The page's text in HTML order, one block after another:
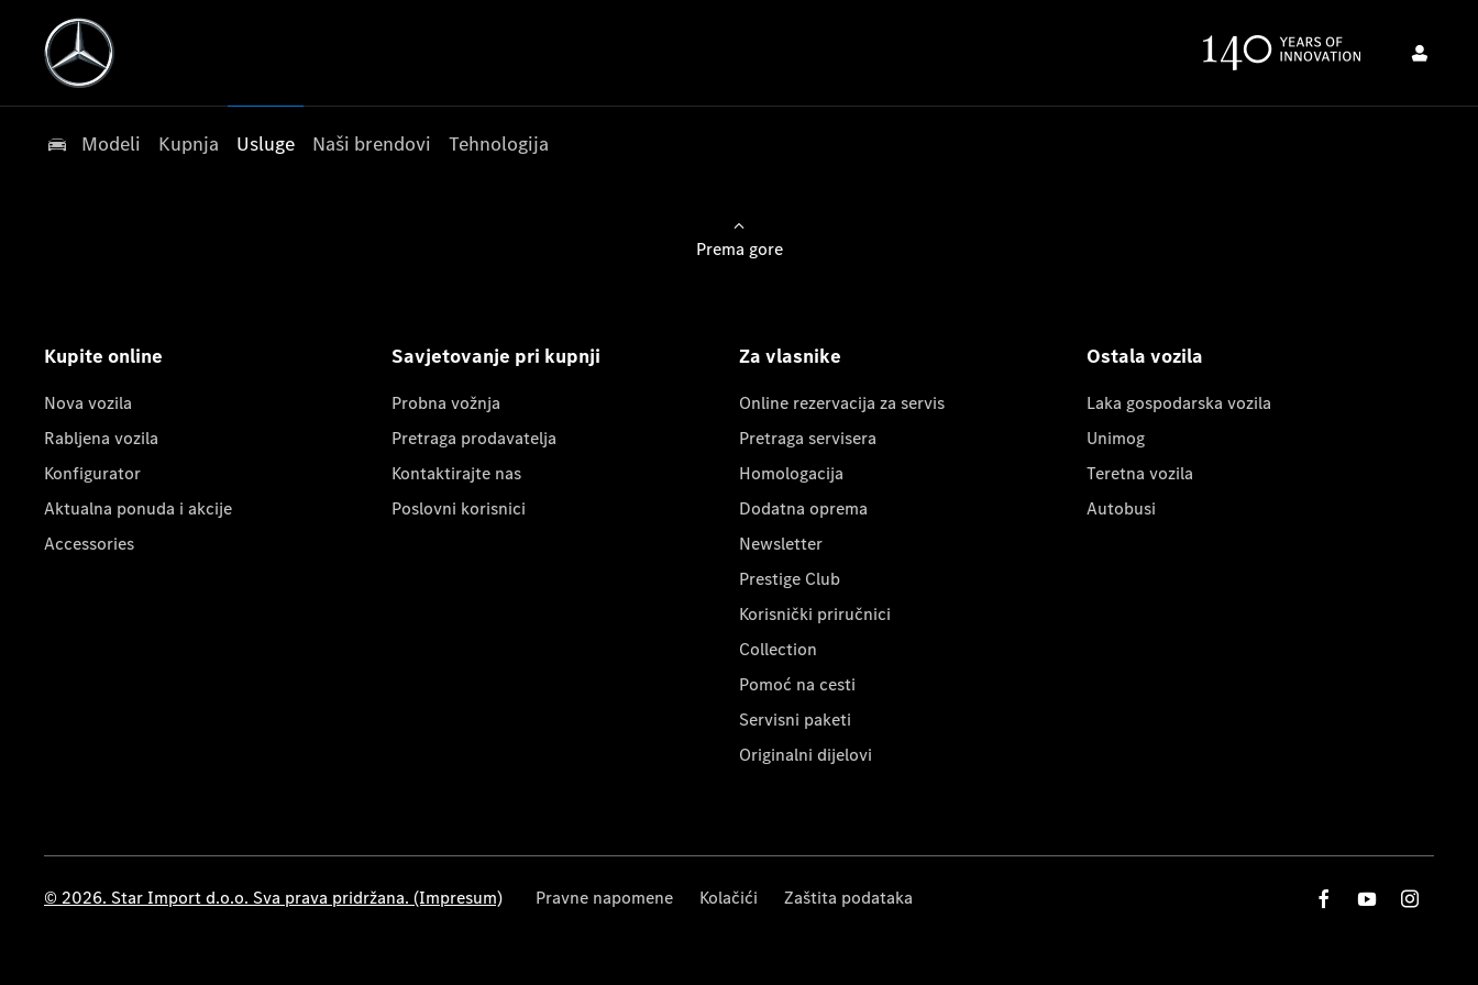
Modeli Kupnja Usluge Naši brendovi Tehnologija
Prema gore
Kupite online
Nova vozila
Rabljena vozila
Konfigurator
Aktualna ponuda i akcije
Accessories
Savjetovanje pri kupnji
Probna vožnja
Pretraga prodavatelja
Kontaktirajte nas
Poslovni korisnici
Za vlasnike
Online rezervacija za servis
Pretraga servisera
Homologacija
Dodatna oprema
Newsletter
Prestige Club
Korisnički priručnici
Collection
Pomoć na cesti
Servisni paketi
Originalni dijelovi
Ostala vozila
Laka gospodarska vozila
Unimog
Teretna vozila
Autobusi
© 2026. Star Import d.o.o. Sva prava pridržana. (Impresum) Pravne napomene Kolačići Zaštita podataka